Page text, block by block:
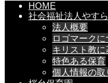
HOME
社会福祉法人やす
法人概要
ロゴマークに
キリスト教
特色ある保育
個人情報の取